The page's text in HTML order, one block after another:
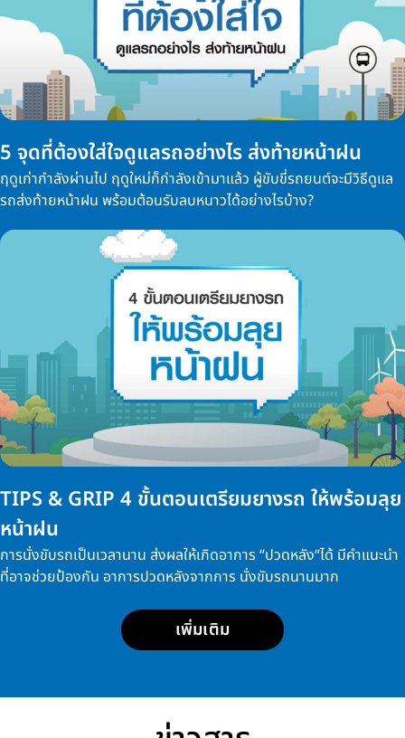
5 จุดที่ต้องใส่ใจดูแลรถอย่างไร ส่งท้ายหน้าฝน
ฤดูเก่ากำลังผ่านไป ฤดูใหม่ก็กำลังเข้ามาแล้ว ผู้ขับขี่รถยนต์จะมีวิธีดูแล
รถส่งท้ายหน้าฝน พร้อมต้อนรับลบหนาวได้อย่างไรบ้าง?
TIPS & GRIP 4 ขั้นตอนเตรียมยางรถ ให้พร้อมลุย
หน้าฝน
การนั่งขับรถเป็นเวลานาน ส่งผลให้เกิดอาการ “ปวดหลัง“ได้ มีคำแนะนำ
ที่อาจช่วยป้องกัน อาการปวดหลังจากการ นั่งขับรถนานมาก
เพิ่มเติม